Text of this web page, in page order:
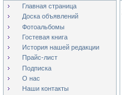
Главная страница
Доска объявлений
Фотоальбомы
Гостевая книга
История нашей редакции
Прайс-лист
Подписка
О нас
Наши контакты